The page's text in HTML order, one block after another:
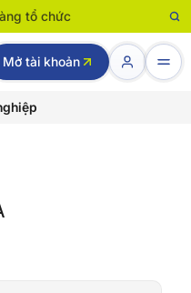
tổ chức
Mở tài khoản